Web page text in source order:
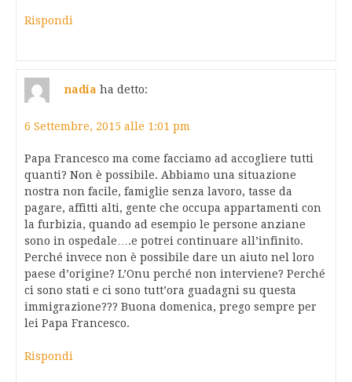
Rispondi
nadia ha detto:
6 Settembre, 2015 alle 1:01 pm
Papa Francesco ma come facciamo ad accogliere tutti
quanti? Non è possibile. Abbiamo una situazione
nostra non facile, famiglie senza lavoro, tasse da
pagare, affitti alti, gente che occupa appartamenti con
la furbizia, quando ad esempio le persone anziane
sono in ospedale….e potrei continuare all’infinito.
Perché invece non è possibile dare un aiuto nel loro
paese d’origine? L’Onu perché non interviene? Perché
ci sono stati e ci sono tutt’ora guadagni su questa
immigrazione??? Buona domenica, prego sempre per
lei Papa Francesco.
Rispondi